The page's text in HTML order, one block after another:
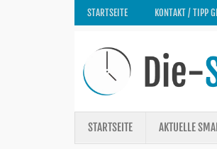
STARTSEITE KONTAKT / TIPP
STARTSEITE AKTUELLE